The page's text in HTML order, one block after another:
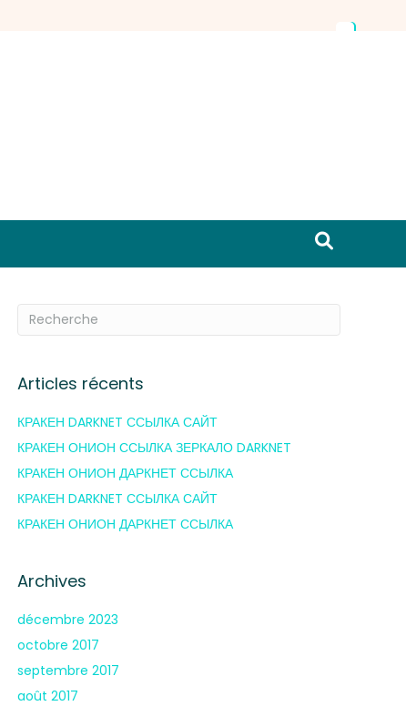
Articles récents
КРАКЕН DARKNET ССЫЛКА САЙТ
КРАКЕН ОНИОН ССЫЛКА ЗЕРКАЛО DARKNET
КРАКЕН ОНИОН ДАРКНЕТ ССЫЛКА
КРАКЕН DARKNET ССЫЛКА САЙТ
КРАКЕН ОНИОН ДАРКНЕТ ССЫЛКА
Archives
décembre 2023
octobre 2017
septembre 2017
août 2017